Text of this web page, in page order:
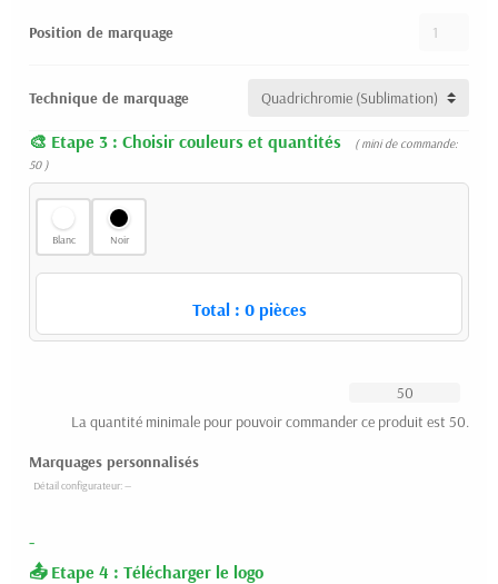
Position de marquage
Technique de marquage
Etape 3 : Choisir couleurs et quantités
( mini de commande:
50 )
Blanc Noir
Total : 0pièces
La quantité minimale pour pouvoir commander ce produit est 50.
Marquages personnalisés
-
Etape 4 : Télécharger le logo